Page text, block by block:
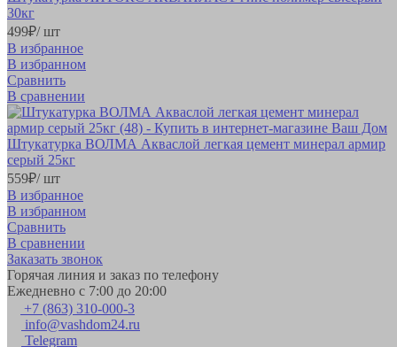
30кг
499₽/ шт
В избранное
В избранном
Сравнить
В сравнении
Штукатурка ВОЛМА Акваслой легкая цемент минерал армир
серый 25кг
559₽/ шт
В избранное
В избранном
Сравнить
В сравнении
Заказать звонок
Горячая линия и заказ по телефону
Ежедневно с 7:00 до 20:00
+7 (863) 310-000-3
info@vashdom24.ru
Telegram